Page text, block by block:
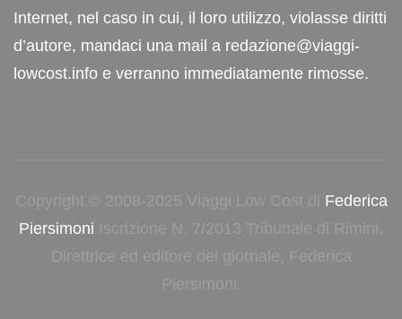
Internet, nel caso in cui, il loro utilizzo, violasse diritti
d’autore, mandaci una mail a redazione@viaggi-
lowcost.info e verranno immediatamente rimosse.
Copyright © 2008-2025 Viaggi Low Cost di Federica
Piersimoni Iscrizione N. 7/2013 Tribunale di Rimini.
Direttrice ed editore del giornale, Federica
Piersimoni.